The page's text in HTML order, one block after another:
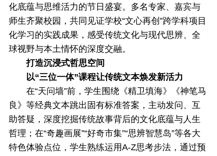
化底蕴与思维活力的节日盛宴。多名专家、嘉宾与
师生齐聚校园，共同见证学校“文心再创”跨学科项目
化学习的实践成果，感受传统文化与现代思辨、全
球视野与本土情怀的深度交融。
打造沉浸式哲思空间
以“三位一体”课程让传统文本焕发新活力
在“天问墙”前，学生围绕《精卫填海》《神笔马
良》等经典文本跳出固有标准答案，主动发问、互
助答疑，深度挖掘传统故事背后的文化底蕴与人生
哲理；在“奇趣画展”“好奇市集”“思辨智慧岛”等各大
特色体验点位，学生熟练运用A-Z思考步法，通过预